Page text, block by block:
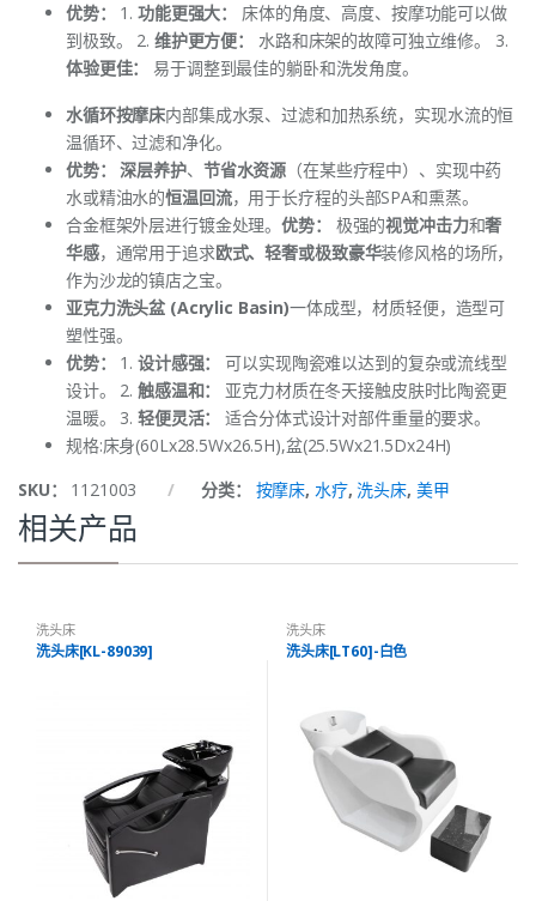
优势：
1.功能更强大：
床体的角度、高度、按摩功能可以做
到极致。 2. 维护更方便：
水路和床架的故障可独立维修。 3.
体验更佳：
易于调整到最佳的躺卧和洗发角度。
水循环按摩床内部集成水泵、过滤和加热系统，实现水流的恒
温循环、过滤和净化。
优势：
深层养护、 节省水资源 （在某些疗程中）、实现中药
水或精油水的恒温回流，用于长疗程的头部SPA和熏蒸。
合金框架外层进行镀金处理。优势： 极强的视觉冲击力和奢
华感，通常用于追求欧式、轻奢或极致豪华装修风格的场所，
作为沙龙的镇店之宝。
亚克力洗头盆 (Acrylic Basin)一体成型，材质轻便，造型可
塑性强。
优势：
1.设计感强：
可以实现陶瓷难以达到的复杂或流线型
设计。 2.触感温和：
亚克力材质在冬天接触皮肤时比陶瓷更
温暖。 3.轻便灵活：
适合分体式设计对部件重量的要求。
规格:床身(60Lx28.5Wx26.5H),盆(25.5Wx21.5Dx24H)
SKU： 1121003 分类： 按摩床, 水疗, 洗头床, 美甲
相关产品
洗头床
洗头床[KL-89039]
洗头床
洗头床[LT60]-白色